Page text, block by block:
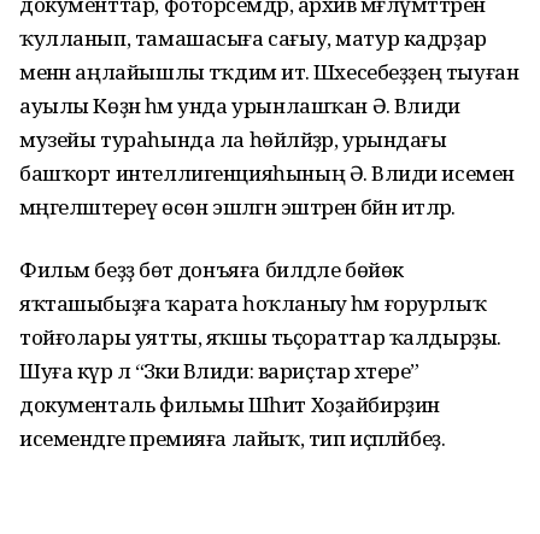
ҡулланып, тамашасыға сағыу, матур кадрҙар
менән аңлайышлы тәҡдим итә. Шәхесебеҙҙең тыуған
ауылы Көҙән һәм унда урынлашҡан Ә. Вәлиди
музейы тураһында ла һөй­ләй­ҙәр, урындағы
башҡорт ин­тел­лиген­цияһының Ә. Вәли­ди исемен
мәңге­ләш­тереү өсөн эшләгән эштәрен бәйән итәләр.
Фильм беҙҙә бөтә донъяға билдәле бөйөк
яҡташыбыҙға ҡарата һоҡланыу һәм ғорур­лыҡ
тойғолары уятты, яҡшы тәьҫорат­тар ҡалдырҙы.
Шуға күрә лә “Зәки Вәлиди: вариҫ­тар хәтере”
документаль фильмы Шәһит Хоҙай­бирҙин
исемендәге премияға лайыҡ, тип иҫәпләйбеҙ.